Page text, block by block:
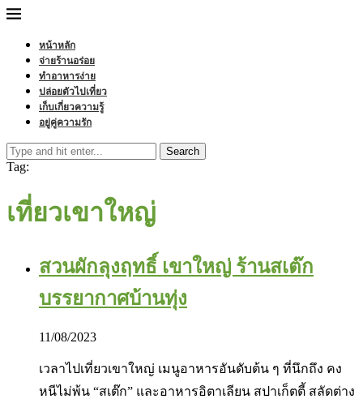
หน้าหลัก
จ่ายร้านอร่อย
ทำอาหารง่าย
ปล่อยตัวไปเที่ยว
เก็บเกี่ยวความรู้
อยู่คู่ความรัก
Search
Tag:
เที่ยวเขาใหญ่
สวนผักลุงฤทธิ์ เขาใหญ่ ร้านสเต๊ก
บรรยากาศบ้านทุ่ง
11/08/2023
เวลาไปเที่ยวเขาใหญ่ เมนูอาหารอันดับต้น ๆ ที่นึกถึง คง
หนีไม่พ้น “สเต๊ก” และอาหารอิตาเลียน สปาเก็ตตี้ สลัดต่าง